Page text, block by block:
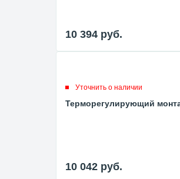
10 394 руб.
Уточнить о наличии
Терморегулирующий
10 042 руб.